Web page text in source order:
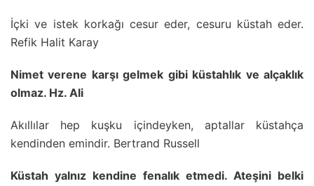
İçki ve istek korkağı cesur eder, cesuru küstah eder.
Refik Halit Karay
Nimet verene karşı gelmek gibi küstahlık ve alçaklık
olmaz. Hz. Ali
Akıllılar hep kuşku içindeyken, aptallar küstahça
kendinden emindir. Bertrand Russell
Küstah yalnız kendine fenalık etmedi. Ateşini belki